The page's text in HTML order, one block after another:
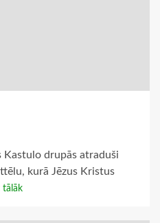
Kastulo drupās atraduši
kurā Jēzus Kristus
tālāk